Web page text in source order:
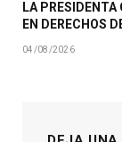
LA
EN DERECHOS
04/08/2026